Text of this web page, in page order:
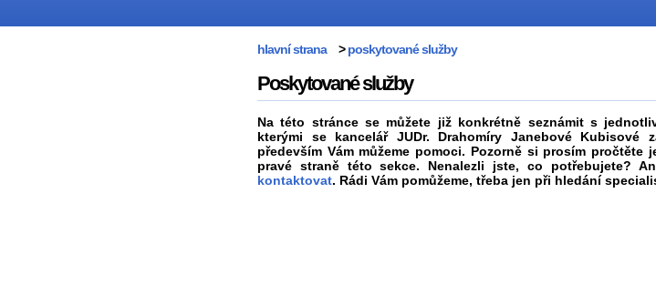
hlavní strana >poskytované služby
Poskytované služby
Na této stránce se můžete již konkrétně seznámit s
kterými se kancelář JUDr. Drahomíry Janebové Kubisové
především Vám můžeme pomoci. Pozorně si prosím pročtěte
pravé straně této sekce. Nenalezli jste, co potřebujete?
kontaktovat. Rádi Vám pomůžeme, třeba jen při hledání